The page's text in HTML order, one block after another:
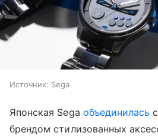
Источник: Sega
Японская Sega объединилась
брендом стилизованных